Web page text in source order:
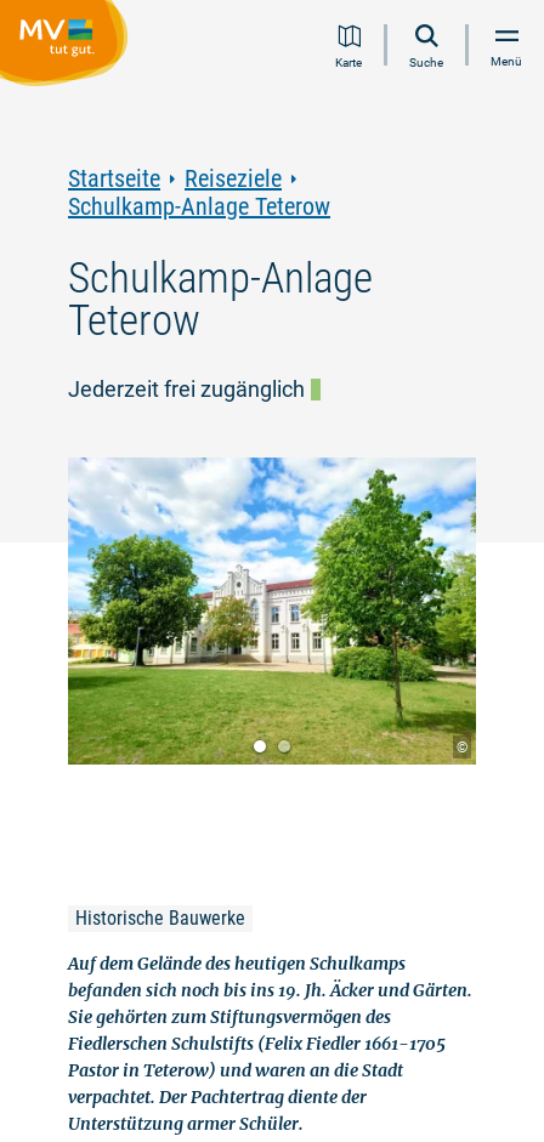
Inhalt
Navigation
Volltextsuche
FooterKarte Suche Menü
Startseite
Reiseziele
Schulkamp-Anlage Teterow
Schulkamp-Anlage
Teterow
Jederzeit frei zugänglich
©
Historische Bauwerke
Auf dem Gelände des heutigen Schulkamps
befanden sich noch bis ins 19. Jh. Äcker und Gärten.
Sie gehörten zum Stiftungsvermögen des
Fiedlerschen Schulstifts (Felix Fiedler 1661-1705
Pastor in Teterow) und waren an die Stadt
verpachtet. Der Pachtertrag diente der
Unterstützung armer Schüler.